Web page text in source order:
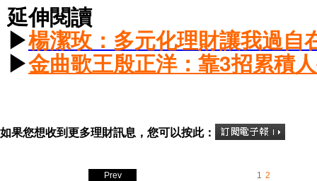
延伸閱讀
▶楊潔玫：多元化理財讓我過自
▶金曲歌王殷正洋：靠3招累積
如果您想收到更多理財訊息，您可以按此：
Prev 1 2